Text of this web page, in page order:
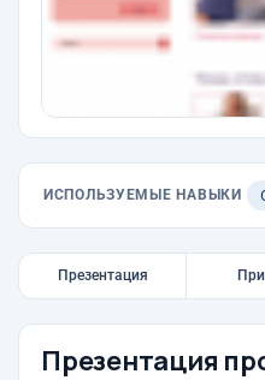
ИСПОЛЬЗУЕМЫЕ НАВЫКИ
Презентация
Презентация